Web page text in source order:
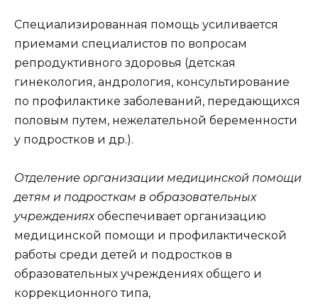
Специализированная помощь усиливается
приемами специалистов по вопросам
репродуктивного здоровья (детская
гинекология, андрология, консультирование
по профилактике заболеваний, передающихся
половым путем, нежелательной беременности
у подростков и др.).
Отделение организации медицинской помощи
детям и подросткам в образовательных
учрежденияхобеспечивает организацию
медицинской помощи и профилактической
работы среди детей и подростков в
образовательных учреждениях общего и
коррекционного типа,